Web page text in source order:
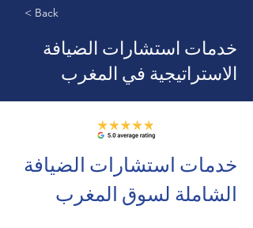
< Back
خدمات استشارات الضيافة
الاستراتيجية في المغرب
خدمات استشارات الضيافة
الشاملة لسوق المغرب